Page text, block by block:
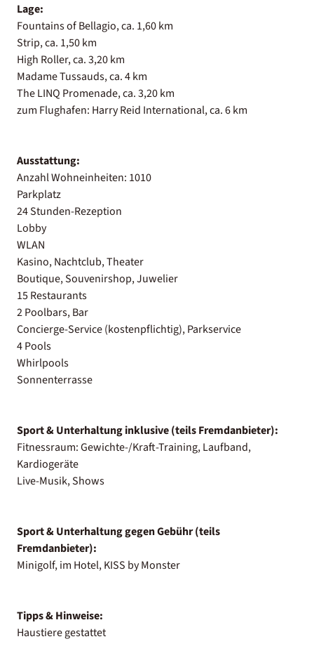
Lage:
Fountains of Bellagio, ca. 1,60 km
Strip, ca. 1,50 km
High Roller, ca. 3,20 km
Madame Tussauds, ca. 4 km
The LINQ Promenade, ca. 3,20 km
zum Flughafen: Harry Reid International, ca. 6 km
Ausstattung:
Anzahl Wohneinheiten: 1010
Parkplatz
24 Stunden-Rezeption
Lobby
WLAN
Kasino, Nachtclub, Theater
Boutique, Souvenirshop, Juwelier
15 Restaurants
2 Poolbars, Bar
Concierge-Service (kostenpflichtig), Parkservice
4 Pools
Whirlpools
Sonnenterrasse
Sport & Unterhaltung inklusive (teils Fremdanbieter):
Fitnessraum: Gewichte-/Kraft-Training, Laufband,
Kardiogeräte
Live-Musik, Shows
Sport & Unterhaltung gegen Gebühr (teils
Fremdanbieter):
Minigolf, im Hotel, KISS by Monster
Tipps & Hinweise:
Haustiere gestattet